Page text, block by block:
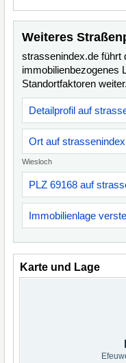
Weiteres
strassenindex.de führt
immobilienbezogenes
Standortfaktoren weiter.
Detailprofil auf
Ort auf
Wiesloch
PLZ 69168 auf
Immobilienlage
Karte und Lage